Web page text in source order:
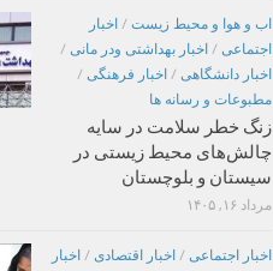
اب و هوا و محیط زیست / اخبار
اجتماعی / اخبار بهداشتی ودر مانی /
اخبار دانشگاهی / اخبار فرهنگی /
مطبوعات و رسانه ها
زنگ خطر سلامت در سایه
چالش‌های محیط زیستی در
سیستان و بلوچستان
مرداد ۱۶, ۱۴۰۵
اخبار اجتماعی / اخبار اقتصادی / اخبار